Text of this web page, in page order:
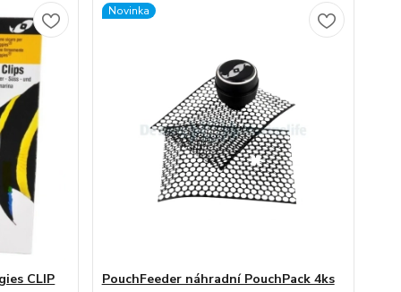
CLIP
Novinka
PouchFeeder náhradní PouchPack 4ks